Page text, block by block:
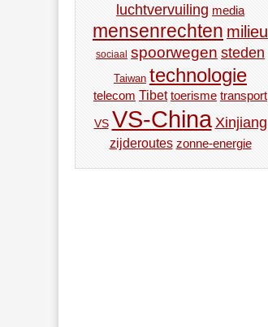
luchtvervuiling media
mensenrechten milieu
sociaal spoorwegen steden
Taiwan technologie
telecom Tibet toerisme transport
VS VS-China Xinjiang
zijderoutes zonne-energie